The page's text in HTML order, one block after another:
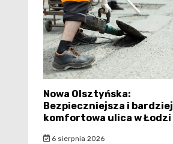
Nowa Olsztyńska:
Bezpieczniejsza i bardziej
komfortowa ulica w Łodzi
6 sierpnia 2026